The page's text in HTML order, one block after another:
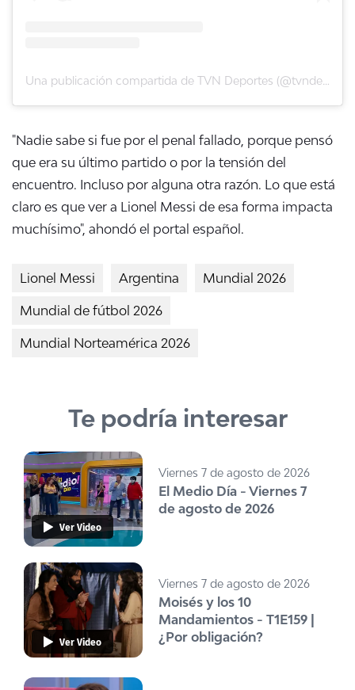
"Nadie sabe si fue por el penal fallado, porque pensó
que era su último partido o por la tensión del
encuentro. Incluso por alguna otra razón. Lo que está
claro es que ver a Lionel Messi de esa forma impacta
muchísimo", ahondó el portal español.
Lionel Messi Argentina Mundial 2026
Mundial de fútbol 2026
Mundial Norteamérica 2026
Te podría interesar
Ver Video
Viernes 7 de agosto de 2026
El Medio Día - Viernes 7
de agosto de 2026
Ver Video
Viernes 7 de agosto de 2026
Moisés y los 10
Mandamientos - T1E159 |
¿Por obligación?